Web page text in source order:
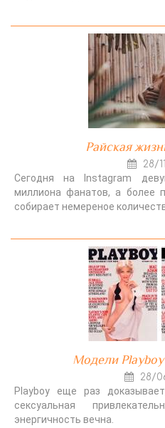
Райская
28/
Сегодня на Instagram
миллиона фанатов, а более
собирает немереное
Модели
28/
Playboy еще раз
сексуальная
энергичность вечна.